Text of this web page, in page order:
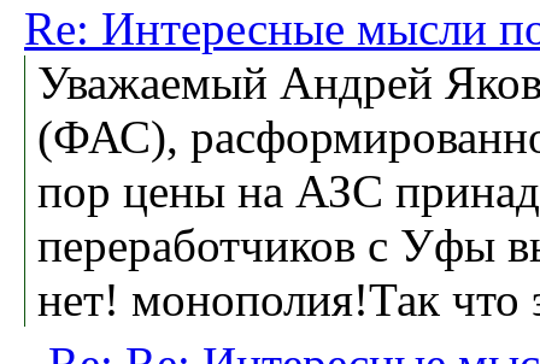
Re: Интересные мысли
Уважаемый Андрей
(ФАС),
пор цены на АЗС
переработчиков с Уфы
нет! монополия!Так